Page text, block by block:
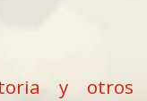
y otros